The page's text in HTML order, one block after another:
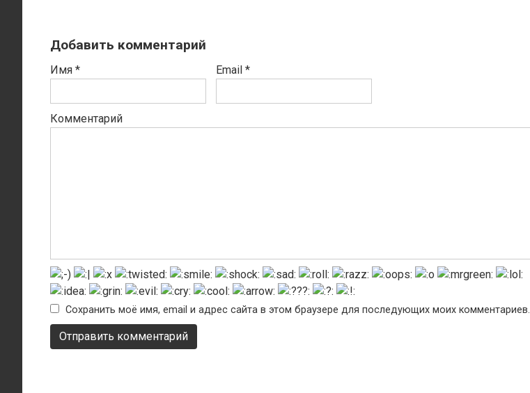
Добавить комментарий
Имя * Email *
Комментарий
Сохранить моё имя, email и адрес сайта в этом браузере для последующих моих комментариев.